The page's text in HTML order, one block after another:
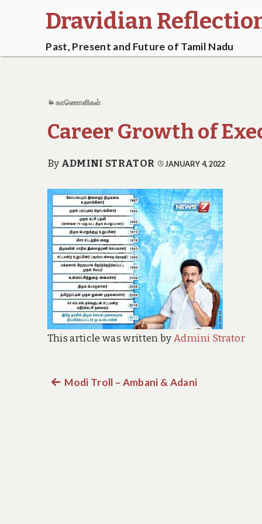
Dravidian
Past, Present and Future of Tamil Nadu
காணொளிகள்
Career Growth of
By ADMINI STRATOR JANUARY 4, 2022
This article was written byAdmini Strator
Post
Previous
Modi Troll – Ambani & Adani